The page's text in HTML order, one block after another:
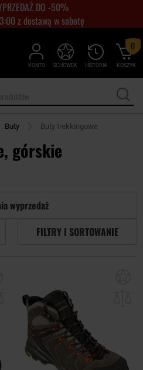
DO -50%
z dostawą w sobotę
KONTO HISTORIA
SCHOWEK KOSZYK
0
Buty Buty trekkingowe
górskie
wyprzedaż
FILTRY I SORTOWANIE
schowka